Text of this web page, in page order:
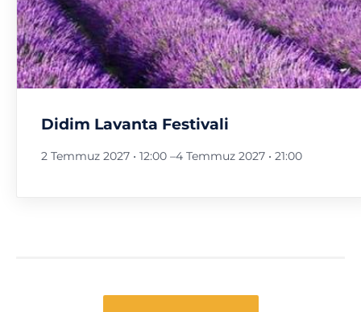
Didim Lavanta Festivali
2 Temmuz 2027 • 12:00 –4 Temmuz 2027 • 21:00